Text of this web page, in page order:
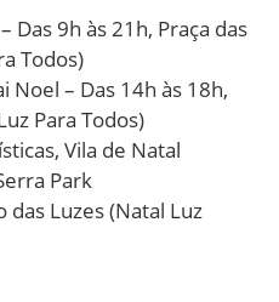
Das 9h às 21h, Praça das
Todos)
Noel – Das 14h às 18h,
Para Todos)
Vila de Natal
Park
Luzes (Natal Luz